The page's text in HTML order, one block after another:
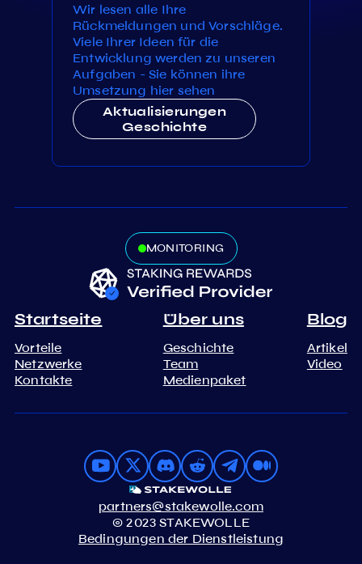
Wir lesen alle Ihre
Rückmeldungen und Vorschläge.
Viele Ihrer Ideen für die
Entwicklung werden zu unseren
Aufgaben - Sie können ihre
Umsetzung hier sehen
Aktualisierungen
Geschichte
MONITORING
Startseite
Vorteile
Netzwerke
Kontakte
Über uns
Geschichte
Team
Medienpaket
Blog
Artikel
Video
partners@stakewolle.com
© 2023 STAKEWOLLE
Bedingungen der Dienstleistung